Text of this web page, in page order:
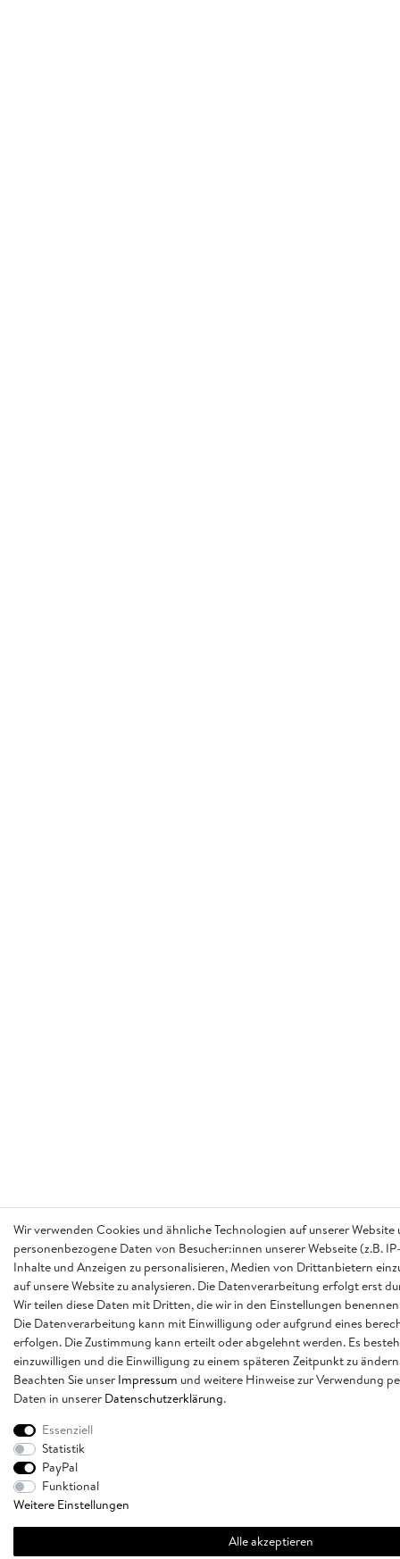
Wir verwenden Cookies und ähnliche Technologien auf unserer
personenbezogene Daten von Besucher:innen unserer Webseite (z.B.
Inhalte und Anzeigen zu personalisieren, Medien von Drittanbietern
auf unsere Website zu analysieren. Die Datenverarbeitung erfolgt erst
Wir teilen diese Daten mit Dritten, die wir in den Einstellungen
Die Datenverarbeitung kann mit Einwilligung oder aufgrund eines
erfolgen. Die Zustimmung kann erteilt oder abgelehnt werden. Es
einzuwilligen und die Einwilligung zu einem späteren Zeitpunkt zu
Beachten Sie unser Impressum und weitere Hinweise zur Verwendung
Daten in unserer Daten­schutz­erklärung.
Essenziell
Statistik
PayPal
Funktional
Weitere Einstellungen
Alle akzeptieren